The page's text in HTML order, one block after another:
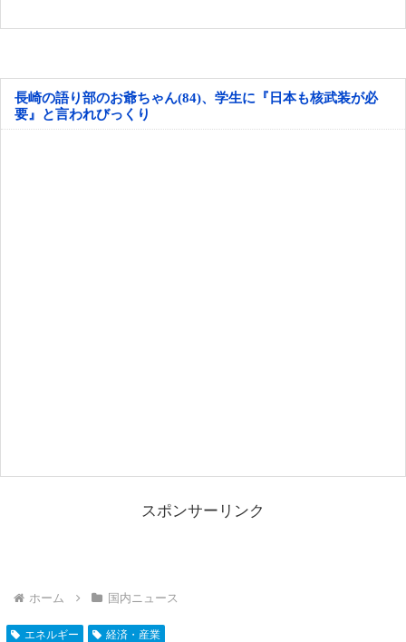
長崎の語り部のお爺ちゃん(84)、学生に『日本も核武装が必
要』と言われびっくり
スポンサーリンク
ホーム 国内ニュース
エネルギー 経済・産業